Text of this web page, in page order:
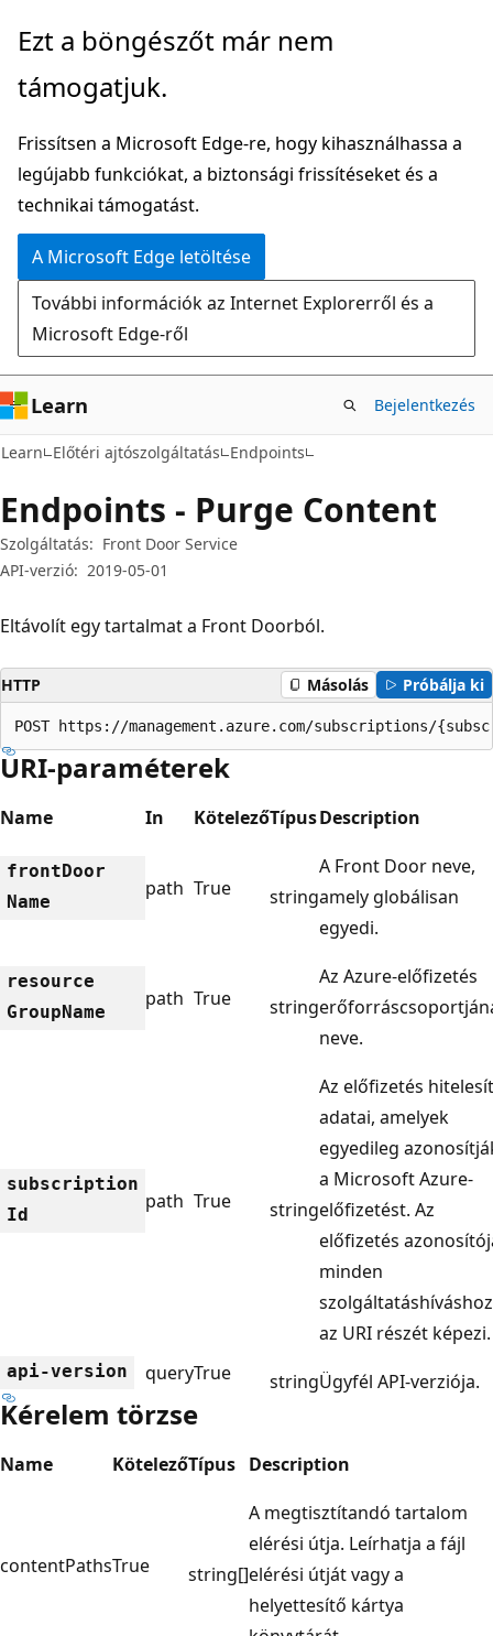
Ugrás
fő
Tovább
oldalon
navigációra
Ezt a böngészőt már nem
támogatjuk.
Frissítsen a Microsoft Edge-re, hogy kihasználhassa a
legújabb funkciókat, a biztonsági frissítéseket és a
technikai támogatást.
A Microsoft Edge letöltése
További információk az Internet Explorerről és a
Microsoft Edge-ről
Learn Bejelentkezés
Learn Előtéri ajtószolgáltatás Endpoints
Endpoints - Purge Content
Szolgáltatás: Front Door Service
API-verzió: 2019-05-01
Eltávolít egy tartalmat a Front Doorból.
HTTP Másolás Próbálja ki
POST https://management.azure.com/subscriptions/
URI-paraméterek
Name In KötelezőTípusDescription
frontDoor
Name
path True string
A Front Door neve,
amely globálisan
egyedi.
resource
GroupName
path True string
Az Azure-előfizetés
neve.
subscription
Id
path True string
Az előfizetés
adatai, amelyek
egyedileg
a Microsoft Azure-
előfizetést. Az
előfizetés
minden
szolgáltatáshíváshoz
az URI részét képezi.
api-version queryTrue stringÜgyfél API-verziója.
Kérelem törzse
Name KötelezőTípus Description
contentPathsTrue string[]
A megtisztítandó tartalom
elérési útja. Leírhatja a fájl
elérési útját vagy a
helyettesítő kártya